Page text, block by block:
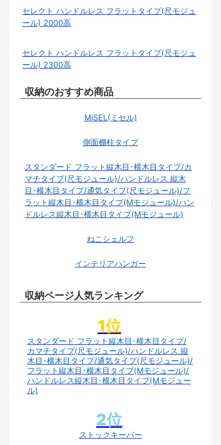
セレクト ハンドルレス フラットタイプ(尺モジュ
ール) 2000高
セレクト ハンドルレス フラットタイプ(尺モジュ
ール) 2300高
収納のおすすめ商品
MiSEL(ミセル)
側面棚柱タイプ
スタンダード フラット縦木目･横木目タイプ/カ
マチタイプ(尺モジュール)/ハンドルレス 縦木
目･横木目タイプ/通気タイプ(尺モジュール)/フ
ラット縦木目･横木目タイプ(Mモジュール)/ハン
ドルレス縦木目･横木目タイプ(Mモジュール)
ねこシェルフ
インテリアハンガー
収納ページ人気ランキング
スタンダード フラット縦木目･横木目タイプ/
カマチタイプ(尺モジュール)/ハンドルレス 縦
木目･横木目タイプ/通気タイプ(尺モジュール)/
フラット縦木目･横木目タイプ(Mモジュール)/
ハンドルレス縦木目･横木目タイプ(Mモジュー
ル)
ストックキーパー